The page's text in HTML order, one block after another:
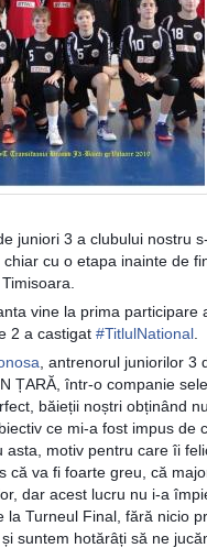
juniori 3 a clubului nostru
chiar cu o etapa inainte de
vine la prima participare
2 a castigat #TitlulNational
, antrenorul juniorilor 3
ȚARĂ, într-o companie
băieții noștri obținând
ce mi-a fost impus de
asta, motiv pentru care îi
că va fi foarte greu, că
dar acest lucru nu i-a
la Turneul Final, fără nicio
suntem hotărâți să ne